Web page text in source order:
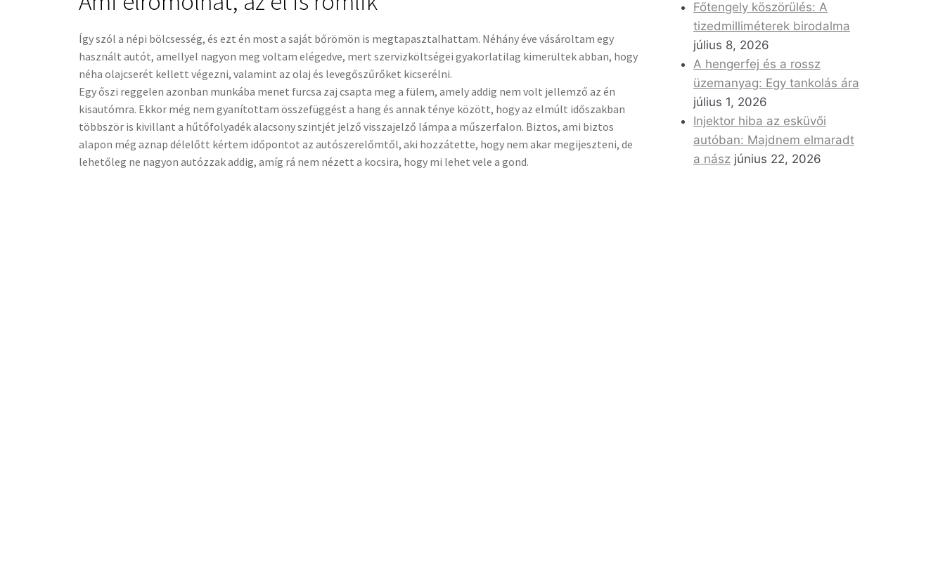
Így szól a népi bölcsesség, és ezt én most a saját bőrömön is megtapasztalhattam. Néhány éve vásároltam egy
használt autót, amellyel nagyon meg voltam elégedve, mert szervizköltségei gyakorlatilag kimerültek abban, hogy
néha olajcserét kellett végezni, valamint az olaj és levegőszűrőket kicserélni.
Egy őszi reggelen azonban munkába menet furcsa zaj csapta meg a fülem, amely addig nem volt jellemző az én
kisautómra. Ekkor még nem gyanítottam összefüggést a hang és annak ténye között, hogy az elmúlt időszakban
többször is kivillant a hűtőfolyadék alacsony szintjét jelző visszajelző lámpa a műszerfalon. Biztos, ami biztos
alapon még aznap délelőtt kértem időpontot az autószerelőmtől, aki hozzátette, hogy nem akar megijeszteni, de
lehetőleg ne nagyon autózzak addig, amíg rá nem nézett a kocsira, hogy mi lehet vele a gond.
Főtengely köszörülés: A
tizedmilliméterek birodalma
július 8, 2026
A hengerfej és a rossz
üzemanyag: Egy tankolás ára
július 1, 2026
Injektor hiba az esküvői
autóban: Majdnem elmaradt
a nász június 22, 2026